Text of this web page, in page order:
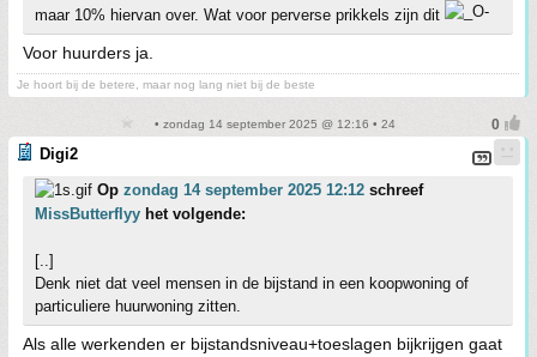
maar 10% hiervan over. Wat voor perverse prikkels zijn dit
Voor huurders ja.
Je hoort bij de betere, maar nog lang niet bij de beste
• zondag 14 september 2025 @ 12:16 • 24
Digi2
Op zondag 14 september 2025 12:12 schreef
MissButterflyy het volgende:
[..]
Denk niet dat veel mensen in de bijstand in een koopwoning of
particuliere huurwoning zitten.
Als alle werkenden er bijstandsniveau+toeslagen bijkrijgen gaat